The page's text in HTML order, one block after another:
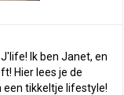
Ik ben Janet, en
Hier lees je de
een tikkeltje lifestyle!